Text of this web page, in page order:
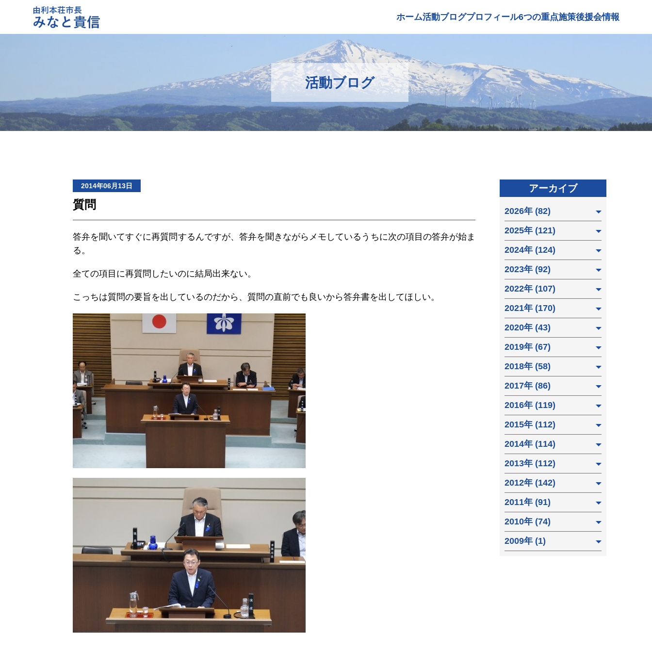
ホーム活動ブログプロフィール6つの重点施策後援会情報
活動ブログ
2014年06月13日
質問
答弁を聞いてすぐに再質問するんですが、答弁を聞きながらメモしているうちに次の項目の答弁が始ま
る。
全ての項目に再質問したいのに結局出来ない。
こっちは質問の要旨を出しているのだから、質問の直前でも良いから答弁書を出してほしい。
アーカイブ
2026年 (82)
2025年 (121)
2024年 (124)
2023年 (92)
2022年 (107)
2021年 (170)
2020年 (43)
2019年 (67)
2018年 (58)
2017年 (86)
2016年 (119)
2015年 (112)
2014年 (114)
2013年 (112)
2012年 (142)
2011年 (91)
2010年 (74)
2009年 (1)